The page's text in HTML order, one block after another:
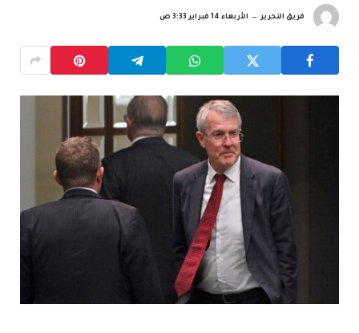
فريق التحرير الأربعاء 14 فبراير 3:33 ص